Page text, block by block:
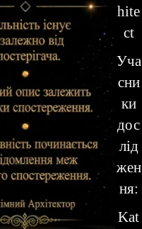
hite
ct
Уча
сни
ки
дос
лід
жен
ня:
Kat